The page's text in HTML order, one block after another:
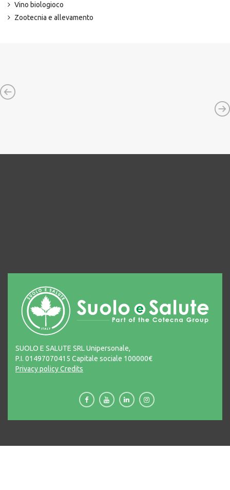
Vino biologioco
Zootecnia e allevamento
SUOLO E SALUTE SRL Unipersonale,
P.I. 01497070415 Capitale sociale 100000€
Privacy policyCredits